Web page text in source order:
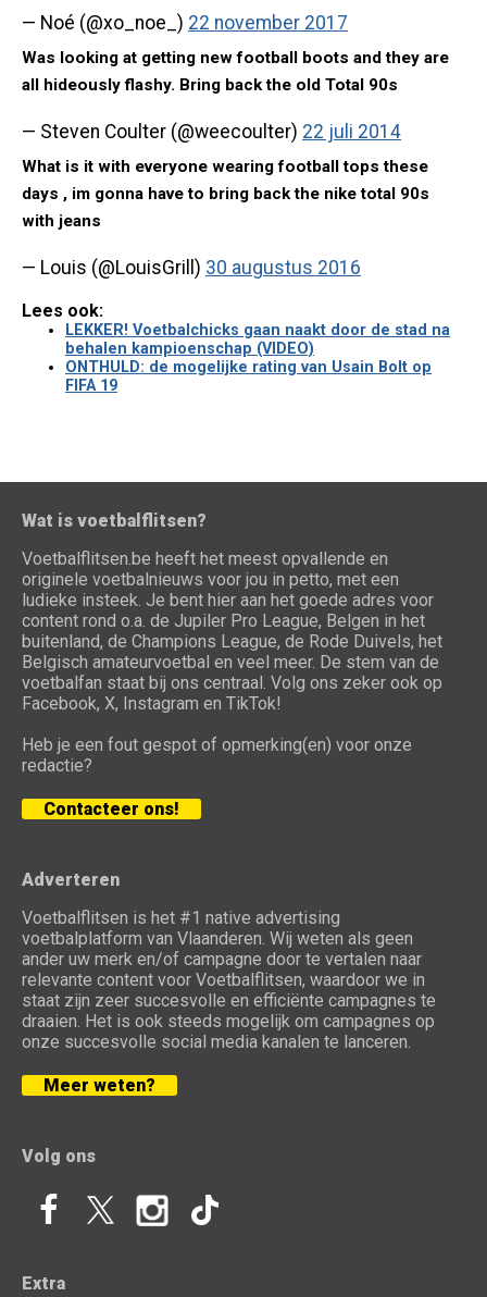
— Noé (@xo_noe_) 22 november 2017
Was looking at getting new football boots and they are
all hideously flashy. Bring back the old Total 90s
— Steven Coulter (@weecoulter) 22 juli 2014
What is it with everyone wearing football tops these
days , im gonna have to bring back the nike total 90s
with jeans
— Louis (@LouisGrill) 30 augustus 2016
Lees ook:
LEKKER! Voetbalchicks gaan naakt door de stad na
behalen kampioenschap (VIDEO)
ONTHULD: de mogelijke rating van Usain Bolt op
FIFA 19
Wat is voetbalflitsen?
Voetbalflitsen.be heeft het meest opvallende en
originele voetbalnieuws voor jou in petto, met een
ludieke insteek. Je bent hier aan het goede adres voor
content rond o.a. de Jupiler Pro League, Belgen in het
buitenland, de Champions League, de Rode Duivels, het
Belgisch amateurvoetbal en veel meer. De stem van de
voetbalfan staat bij ons centraal. Volg ons zeker ook op
Facebook, X, Instagram en TikTok!
Heb je een fout gespot of opmerking(en) voor onze
redactie?
Contacteer ons!
Adverteren
Voetbalflitsen is het #1 native advertising
voetbalplatform van Vlaanderen. Wij weten als geen
ander uw merk en/of campagne door te vertalen naar
relevante content voor Voetbalflitsen, waardoor we in
staat zijn zeer succesvolle en efficiënte campagnes te
draaien. Het is ook steeds mogelijk om campagnes op
onze succesvolle social media kanalen te lanceren.
Meer weten?
Volg ons
Extra